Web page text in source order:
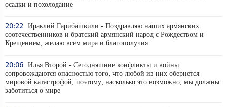
осадки и похолодание
20:22 Ираклий Гарибашвили - Поздравляю наших армянских
соотечественников и братский армянский народ с Рождеством и
Крещением, желаю всем мира и благополучия
20:06 Илья Второй - Сегодняшние конфликты и войны
сопровождаются опасностью того, что любой из них обернется
мировой катастрофой, поэтому, насколько это возможно, мы должны
заботиться о мире